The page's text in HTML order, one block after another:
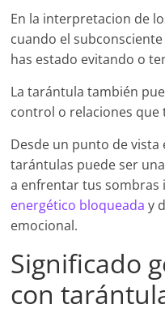
En la interpretacion de
cuando el
has estado evitando o
La tarántula también
control o relaciones
Desde un punto de
tarántulas puede ser
a enfrentar tus sombras
energético bloqueada y
emocional.
Significado
con